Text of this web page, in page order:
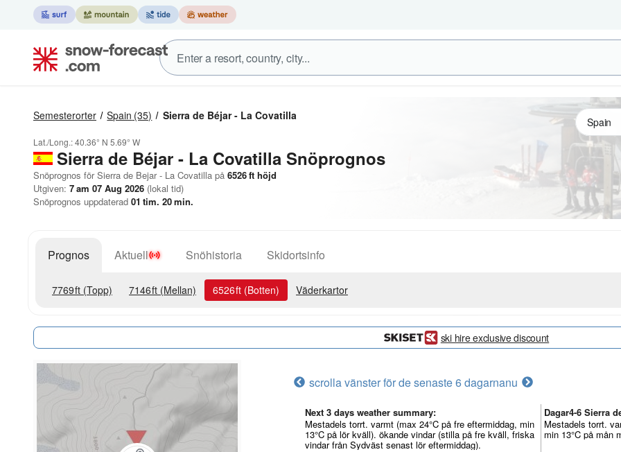
Semesterorter Spain (35) Sierra de Béjar - La Covatilla
Lat./Long.:40.36° N 5.69° W
Sierra de Béjar - La Covatilla Snöprognos
Snöprognos för Sierra de Bejar - La Covatilla på 6526ft höjd
Utgiven: 7 am 07 Aug 2026 (lokal tid)
Snöprognos uppdaterad 01 tim. 20min.
Prognos Aktuell Snöhistoria Skidortsinfo
7769ft (Topp) 7146ft (Mellan) 6526ft (Botten) Väderkartor
ski hire exclusive discount
scrolla vänster för de senaste 6 dagarnanu
Next 3 days weather summary:
Mestadels torrt. varmt (max 24°C på fre eftermiddag, min
13°C på lör kväll). ökande vindar (stilla på fre kväll, friska
vindar från Sydväst senast lör eftermiddag).
Dagar4-6 Sierra
Mestadels torrt.
min 13°C på mån